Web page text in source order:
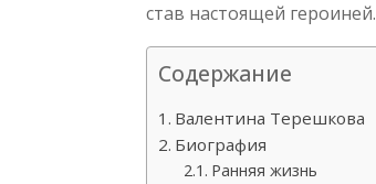
став настоящей героиней.
Содержание
Валентина Терешкова
Биография
Ранняя жизнь